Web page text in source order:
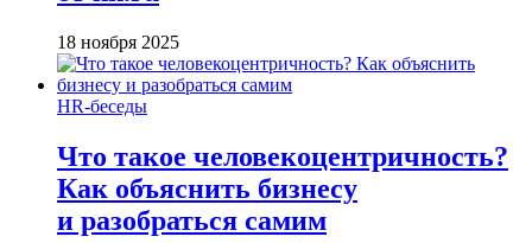
18 ноября 2025
HR-беседы
Что такое человеко­центричность?
Как объяснить бизнесу
и разобраться самим